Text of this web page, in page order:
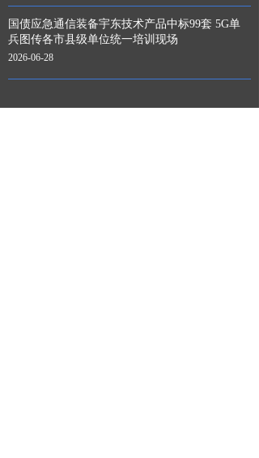
国债应急通信装备宇东技术产品中标99套 5G单
兵图传各市县级单位统一培训现场
2026-06-28